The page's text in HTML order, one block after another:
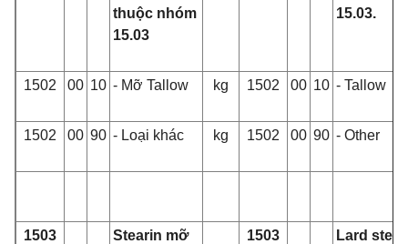
thuộc nhóm
15.03
15.03.
1502 00 10 - Mỡ Tallow kg 1502 00 10 - Tallow
1502 00 90 - Loại khác kg 1502 00 90 - Other
1503
Stearin mỡ
1503
Lard